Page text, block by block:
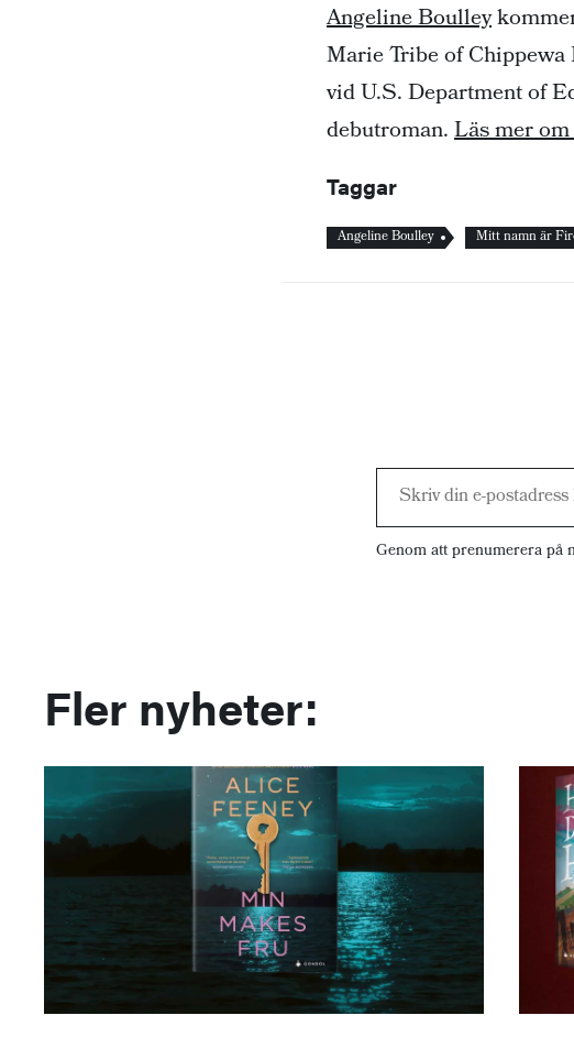
Angeline Boulley
Marie Tribe of
vid U.S. Department of
debutroman.Läs mer
Taggar
Angeline Boulley Mitt namn är
Genom att prenumerera på
Fler nyheter: